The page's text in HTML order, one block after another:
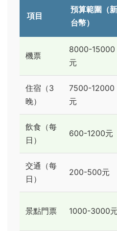
項目
預算範圍（新
台幣）
機票
8000-15000
元
住宿（3
晚）
7500-12000
元
飲食（每
日）
600-1200元
交通（每
日）
200-500元
景點門票 1000-3000元